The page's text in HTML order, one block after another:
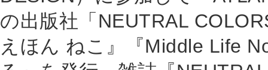
の出版社「NEUTRAL
えほん ねこ』『Middle Life